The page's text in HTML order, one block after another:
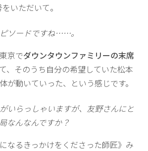
いただいて。
ソードですね……。
京でダウンタウンファミリーの末席
、そのうち自分の希望していた松本
が動いていった、という感じです。
いらっしゃいますが、友野さんにと
なんなんですか？
なるきっかけをくださった師匠》み